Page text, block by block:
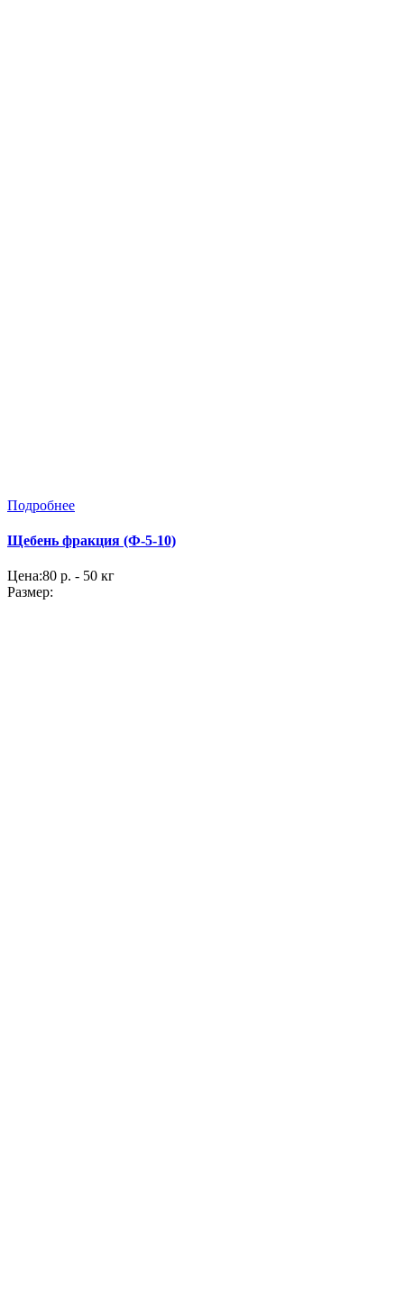
Подробнее
Щебень фракция (Ф-5-10)
Цена:80 р. - 50 кг
Размер: